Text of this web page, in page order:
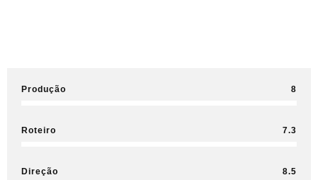
Produção 8
Roteiro 7.3
Direção 8.5